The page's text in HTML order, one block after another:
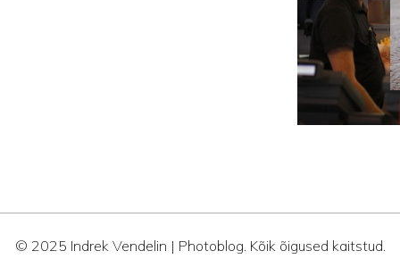
© 2025 Indrek Vendelin | Photoblog. Kõik õigused kaitstud.